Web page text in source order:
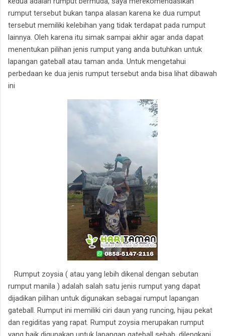
rumput tersebut bukan tanpa alasan karena ke dua rumput
tersebut memiliki kelebihan yang tidak terdapat pada rumput
lainnya. Oleh karena itu simak sampai akhir agar anda dapat
menentukan pilihan jenis rumput yang anda butuhkan untuk
lapangan gateball atau taman anda. Untuk mengetahui
perbedaan ke dua jenis rumput tersebut anda bisa lihat dibawah
ini
Rumput zoysia ( atau yang lebih dikenal dengan sebutan
rumput manila ) adalah salah satu jenis rumput yang dapat
dijadikan pilihan untuk digunakan sebagai rumput lapangan
gateball. Rumput ini memiliki ciri daun yang runcing, hijau pekat
dan regiditas yang rapat. Rumput zoysia merupakan rumput